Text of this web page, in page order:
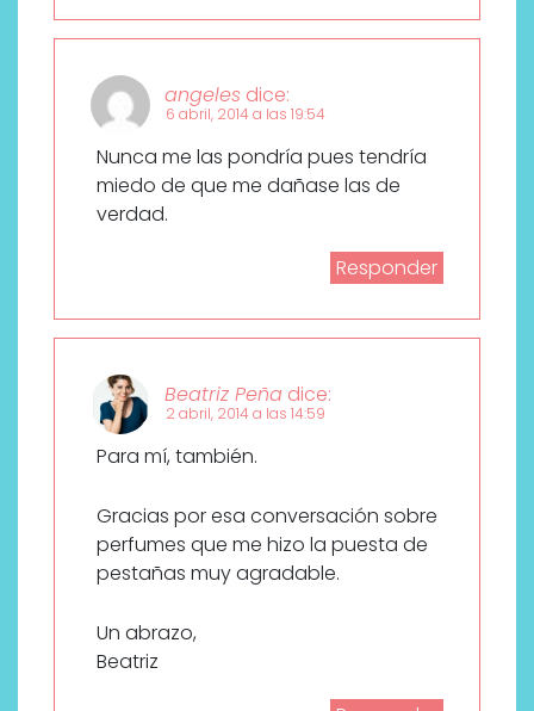
angeles dice:
6 abril, 2014 a las 19:54
Nunca me las pondría pues tendría
miedo de que me dañase las de
verdad.
Responder
Beatriz Peña dice:
2 abril, 2014 a las 14:59
Para mí, también.
Gracias por esa conversación sobre
perfumes que me hizo la puesta de
pestañas muy agradable.
Un abrazo,
Beatriz